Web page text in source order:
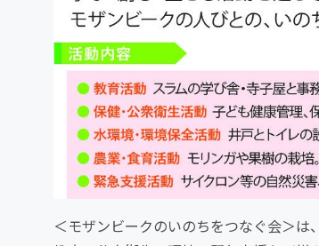
＜モザンビークのいのちをつなぐ会＞